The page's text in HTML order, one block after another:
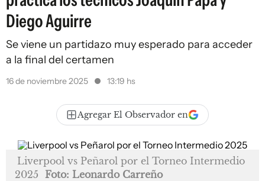
Diego Aguirre
Se viene un partidazo muy esperado para acceder
a la final del certamen
16 de noviembre 2025 13:19 hs
Agregar El Observador en
Liverpool vs Peñarol por el Torneo Intermedio
2025 Foto: Leonardo Carreño